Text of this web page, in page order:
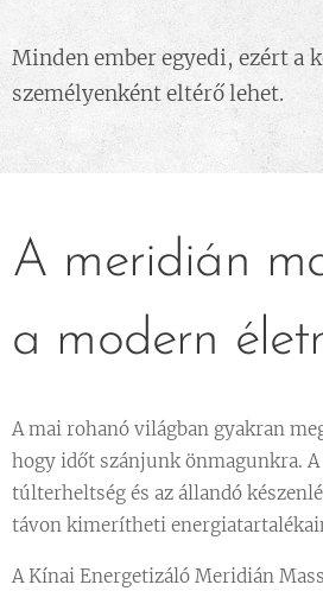
Minden ember egyedi, ezért a
személyenként eltérő lehet.
A meridián
a modern
A mai rohanó világban gyakran
hogy időt szánjunk önmagunkra.
túlterheltség és az állandó
távon kimerítheti
A Kínai Energetizáló Meridián